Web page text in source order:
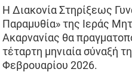
Η Διακονία Στηρίξεως
Παραμυθία» της Ιεράς
Ακαρνανίας θα
τέταρτη μηνιαία σύναξή
Φεβρουαρίου 2026.